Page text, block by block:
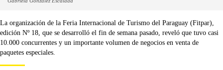
La organización de la Feria Internacional de Turismo del Paraguay (Fitpar),
edición Nº 18, que se desarrolló el fin de semana pasado, reveló que tuvo casi
10.000 concurrentes y un importante volumen de negocios en venta de
paquetes especiales.